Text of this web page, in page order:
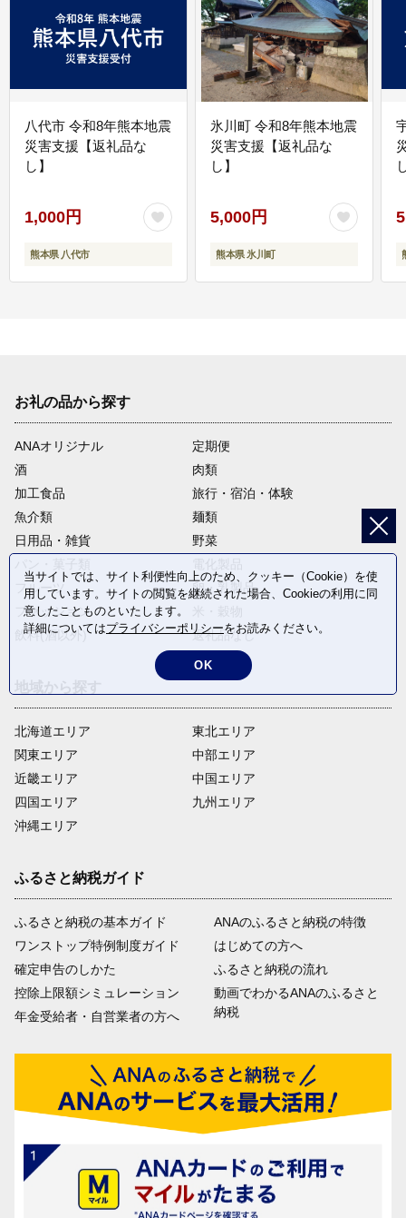
八代市 令和8年熊本地震
災害支援【返礼品な
し】
1,000円
熊本県 八代市
氷川町 令和8年熊本地震
災害支援【返礼品な
し】
5,000円
熊本県 氷川町
お礼の品から探す
ANAオリジナル
定期便
酒
肉類
加工食品
旅行・宿泊・体験
魚介類
麺類
日用品・雑貨
野菜
フルーツ
卵・乳製品
ファッション
飲料(酒以外)
返礼品なし
北海道エリア
関東エリア
近畿エリア
四国エリア
沖縄エリア
東北エリア
中部エリア
中国エリア
九州エリア
ふるさと納税ガイド
ふるさと納税の基本ガイド
ワンストップ特例制度ガイド
確定申告のしかた
控除上限額シミュレーション
年金受給者・自営業者の方へ
ANAのふるさと納税の特徴
はじめての方へ
ふるさと納税の流れ
動画でわかるANAのふるさと
納税
当サイトでは、サイト利便性向上のため、クッキー（Cookie）を使
用しています。サイトの閲覧を継続された場合、Cookieの利用に同
意したことものといたします。
詳細についてはプライバシーポリシーをお読みください。
OK